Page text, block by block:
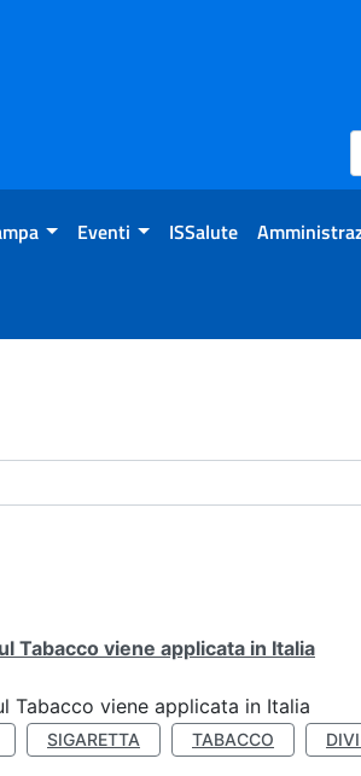
Eventi ISSalute
Tabacco viene applicata in Italia
Tabacco viene applicata in Italia
SIGARETTA TABACCO